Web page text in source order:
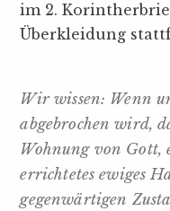
im 2.
Überkleidung
Wir wissen: Wenn
abgebrochen wird,
Wohnung von Gott,
errichtetes ewiges
gegenwärtigen